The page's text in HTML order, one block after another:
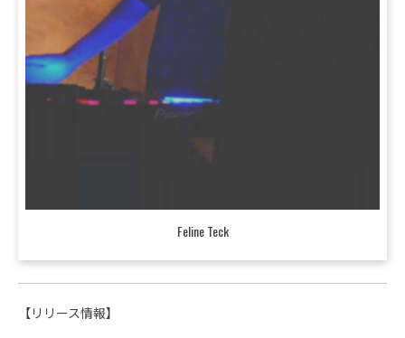
Feline Teck
【リリース情報】